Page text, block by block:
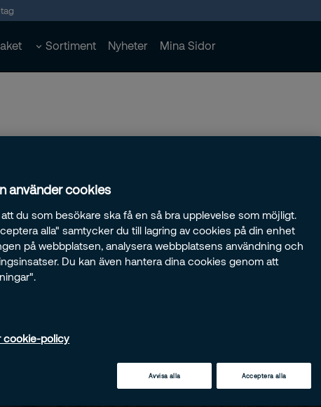
Sortiment Nyheter Mina Sidor
använder cookies
du som besökare ska få en så bra upplevelse som möjligt.
alla" samtycker du till lagring av cookies på din enhet
på webbplatsen, analysera webbplatsens användning och
Du kan även hantera dina cookies genom att
cookie-policy
Avvisa alla Acceptera alla